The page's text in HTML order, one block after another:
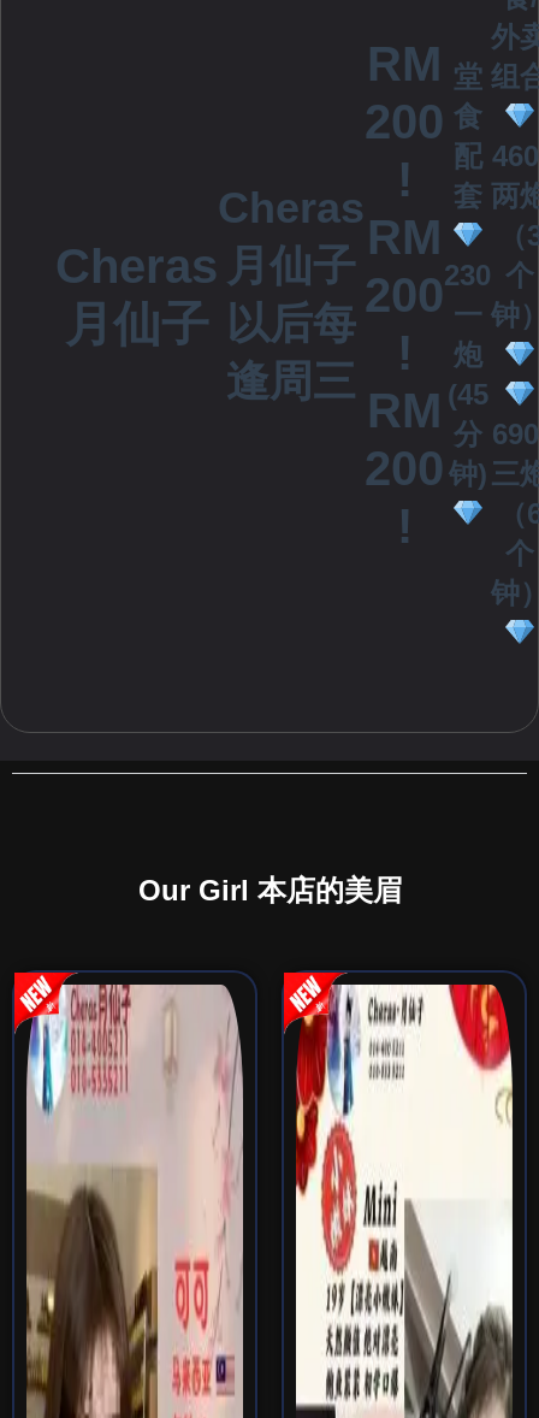
Cheras
月仙子
Cheras
月仙子
以后每
逢周三
RM
200
!
RM
200
!
RM
200
!
堂
食
配
套
一
炮
(45
分
钟)
食/
外
组
两
（
个
钟
三
（
个
钟
Our Girl 本店的美眉